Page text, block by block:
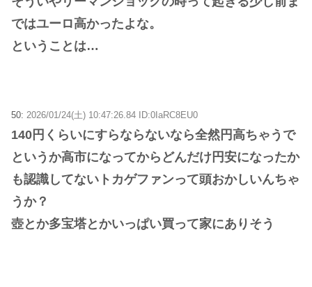
ではユーロ高かったよな。
ということは…
50: 2026/01/24(土) 10:47:26.84 ID:0IaRC8EU0
140円くらいにすらならないなら全然円高ちゃうで
というか高市になってからどんだけ円安になったか
も認識してないトカゲファンって頭おかしいんちゃ
うか？
壺とか多宝塔とかいっぱい買って家にありそう